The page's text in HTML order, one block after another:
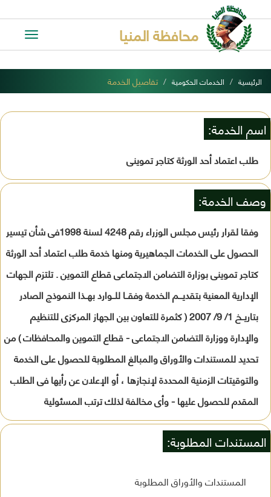
Toggle
محافظة المنيا
الرئيسية الخدمات الحكومية تفاصيل الخدمة
اسم الخدمة:
طلب اعتماد أحد الورثة كتاجر تموينى
وصف الخدمة:
وفقا لقرار رئيس مجلس الوزراء رقم 4248 لسنة 1998فى شأن تيسير
الحصول على الخدمات الجماهيرية ومنها خدمة طلب اعتماد أحد الورثة
كتاجر تموينى بوزارة التضامن الاجتماعى قطاع التموين . تلتزم الجهات
الإدارية المعنية بتقديـــم الخدمة وفقــا للــوارد بهــذا النموذج الصادر
بتاريــخ 1/ 9/ 2007 ( كثمرة للتعاون بين الجهاز المركزى للتنظيم
والإدارة ووزارة التضامن الاجتماعى - قطاع التموين والمحافظات ) من
تحديد للمستندات والأوراق والمبالغ المطلوبة للحصول على الخدمة
والتوقيتات الزمنية المحددة لإنجازها ، أو الإعلان عن رأيها فى الطلب
المقدم للحصول عليها - وأى مخالفة لذلك ترتب المسئولية
المستندات المطلوبة:
المستندات والأوراق المطلوبة